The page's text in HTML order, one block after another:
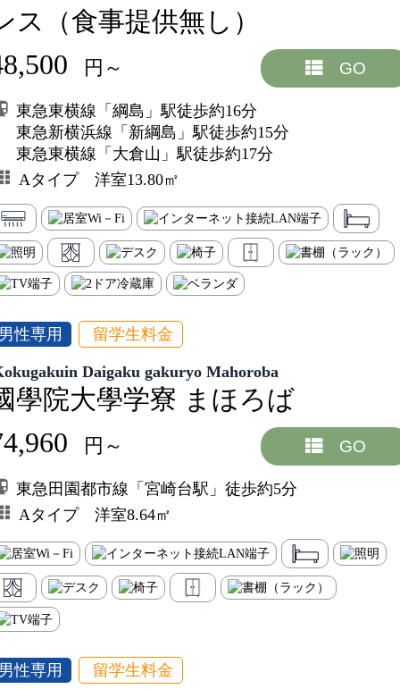
ス（食事提供無し）
円～ GO
東急東横線「綱島」駅徒歩約16分
東急新横浜線「新綱島」駅徒歩約15分
東急東横線「大倉山」駅徒歩約17分
Aタイプ 洋室13.80㎡
性専用 留学生料金
Daigaku gakuryo Mahoroba
學院大學学寮 まほろば
円～ GO
東急田園都市線「宮崎台駅」徒歩約5分
Aタイプ 洋室8.64㎡
性専用 留学生料金